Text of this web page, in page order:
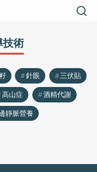
術
針眼
三伏貼
高山症
酒精代謝
靜脈營養